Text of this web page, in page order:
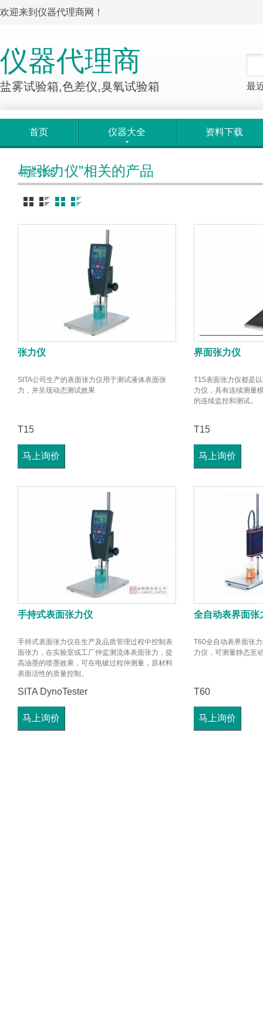
欢迎来到仪器代理商网！
仪器代理商
盐雾试验箱,色差仪,臭氧试验箱 最
首页 仪器大全 资料下载
标签归类
与“张力仪”相关的产品
张力仪
SITA公司生产的表面张力仪用于测试液体表面张
力，并呈现动态测试效果
T15
马上询价
界面张力仪
T15表面张力仪都是
力仪，具有连续测量
的连续监控和测试。
T15
马上询价
手持式表面张力仪
手持式表面张力仪在生产及品质管理过程中控制表
面张力，在实验室或工厂仲监测流体表面张力，提
高油墨的喷墨效果，可在电镀过程仲测量，原材料
表面活性的质量控制。
SITA DynoTester
马上询价
全自动表界面张
T60全自动表界面张
力仪，可测量静态至
T60
马上询价